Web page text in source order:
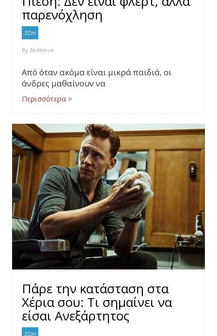
παρενόχληση
ΖΩΗ
By Δέσποινα
Από όταν ακόμα είναι μικρά παιδιά, οι
άνδρες μαθαίνουν να
Περισσότερα >
Πάρε την κατάσταση στα
Χέρια σου: Τι σημαίνει να
είσαι Ανεξάρτητος
ΖΩΗ